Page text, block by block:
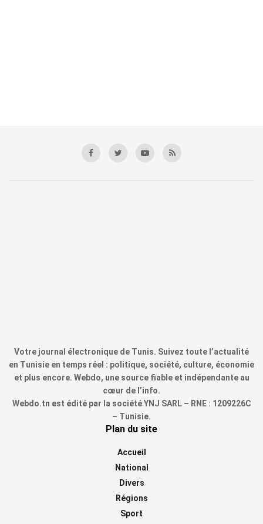
Votre journal électronique de Tunis. Suivez toute l’actualité
en Tunisie en temps réel : politique, société, culture, économie
et plus encore. Webdo, une source fiable et indépendante au
cœur de l’info.
Webdo.tn est édité par la société YNJ SARL – RNE : 1209226C
– Tunisie.
Plan du site
Accueil
National
Divers
Régions
Sport